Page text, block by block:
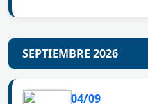
SEPTIEMBRE 2026
04/09